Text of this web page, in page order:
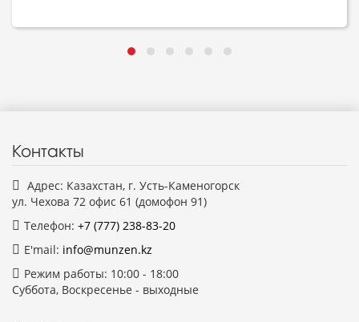
Контакты
Адрес: Казахстан, г. Усть-Каменогорск
ул. Чехова 72 офис 61 (домофон 91)
Телефон: +7 (777) 238-83-20
E'mail: info@munzen.kz
Режим работы: 10:00 - 18:00
Суббота, Воскресенье - выходные